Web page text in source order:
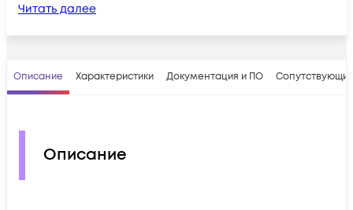
Читать далее
Описание Характеристики Документация и ПО
Описание